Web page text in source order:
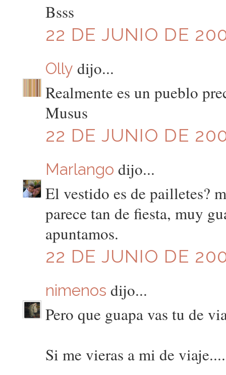
Bsss
22 DE JUNIO DE
Olly dijo...
Realmente es un pueblo
Musus
22 DE JUNIO DE
Marlango dijo...
El vestido es de pailletes?
parece tan de fiesta, muy
apuntamos.
22 DE JUNIO DE
nimenos dijo...
Pero que guapa vas tu de
Si me vieras a mi de